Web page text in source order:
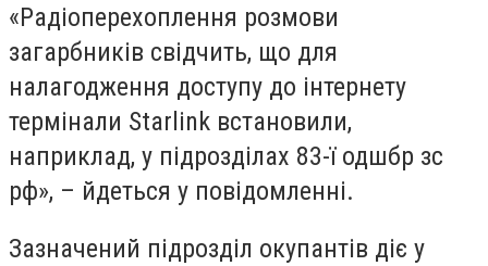
«Радіоперехоплення розмови
загарбників свідчить, що для
налагодження доступу до інтернету
термінали Starlink встановили,
наприклад, у підрозділах 83-ї одшбр зс
рф», – йдеться у повідомленні.
Зазначений підрозділ окупантів діє у